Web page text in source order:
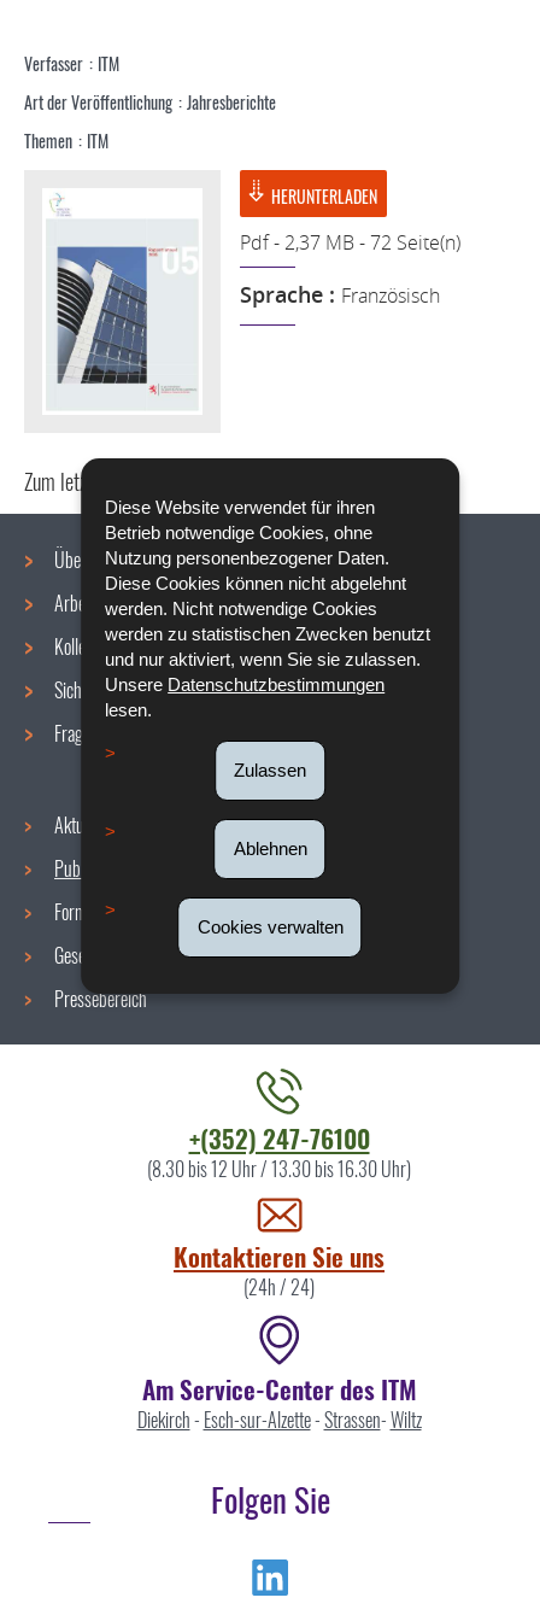
Diese Website verwendet für ihren
Betrieb notwendige Cookies, ohne
Nutzung personenbezogener Daten.
Diese Cookies können nicht abgelehnt
werden. Nicht notwendige Cookies
werden zu statistischen Zwecken benutzt
und nur aktiviert, wenn Sie sie zulassen.
Unsere Datenschutzbestimmungen
lesen.
Zulassen
Ablehnen
Cookies verwalten
Verfasser
ITM
Art der Veröffentlichung Jahresberichte
Themen
ITM
Sprache : Französisch
Pdf - 2,37 MB - 72 Seite(n)
HERUNTERLADEN
Zum letzten Mal aktualisiert am
Navigationsmenü
Über uns
Arbeitsbedingungen
Kollektive Vereinbarungen
Sicherheit/Gesundheit am Arbeitsplatz
Fragen / Antworten
Aktuelles
Publikationen
Formulare
Gesetzgebung
Pressebereich
+(352) 247-76100
(8.30 bis 12 Uhr / 13.30 bis 16.30 Uhr)
Kontaktieren Sie uns
(24h / 24)
Am Service-Center des ITM
Diekirch- Esch-sur-Alzette-Strassen-Wiltz
Folgen Sie